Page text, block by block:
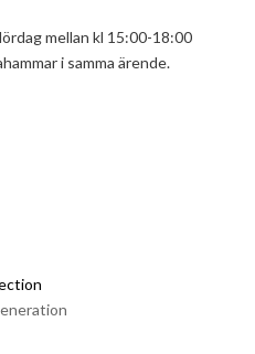
mellan kl 15:00-18:00
i samma ärende.